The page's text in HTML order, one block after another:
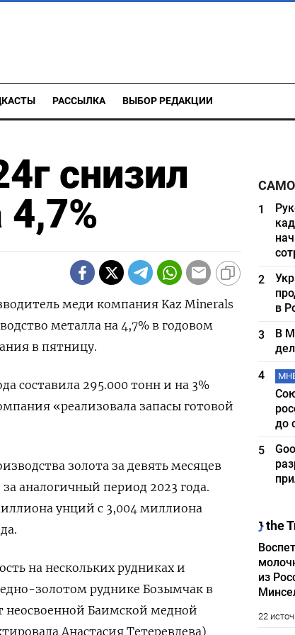
РАССЫЛКА ВЫБОР РЕДАКЦИИ
снизил
меди компания Kaz Minerals
металла на 4,7% в годовом
в пятницу.
составила 295.000 тонн и на 3%
«реализовала запасы готовой
золота за девять месяцев
аналогичный период 2023 года.
унций с 3,004 миллиона
на нескольких рудниках и
золотом руднике Бозымчак в
неосвоенной Баимской медной
Анастасия Тетеревлева)
1
2
в
3
В
4
до
5